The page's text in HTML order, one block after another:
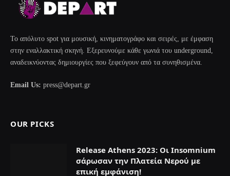
Το απόλυτο spot για μουσική, κινηματογράφο και σειρές, με έμφαση
στην εναλλακτική σκηνή. Εξερευνούμε κάθε γωνιά του underground,
αναδεικνύοντας δημιουργίες που ξεφεύγουν από τα συνηθισμένα.
Email Us: press@depart.gr
OUR PICKS
Release Athens 2023: Οι Insomnium
σάρωσαν την Πλατεία Νερού με
επική εμφάνιση!